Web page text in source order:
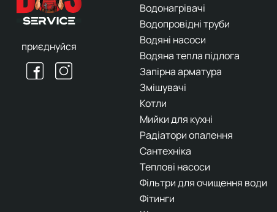
приєднуйся
Водонагрівачі
Водопровідні труби
Водяні насоси
Водяна тепла підлога
Запірна арматура
Змішувачі
Котли
Мийки для кухні
Радіатори опалення
Сантехніка
Теплові насоси
Фільтри для очищення води
Фітинги